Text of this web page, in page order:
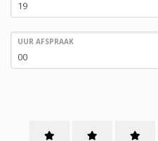
UUR AFSPRAAK